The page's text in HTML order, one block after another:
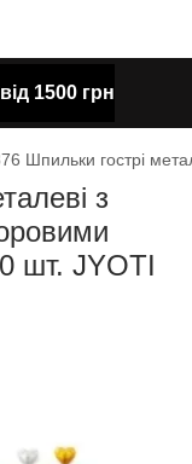
1500 грн
Шпильки гострі
з
шт. JYOTI